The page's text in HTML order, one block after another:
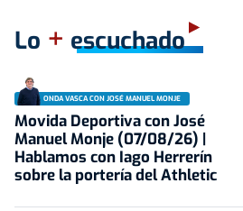
Lo + escuchado
ONDA VASCA CON JOSÉ MANUEL MONJE
Movida Deportiva con José
Manuel Monje (07/08/26) |
Hablamos con Iago Herrerín
sobre la portería del Athletic